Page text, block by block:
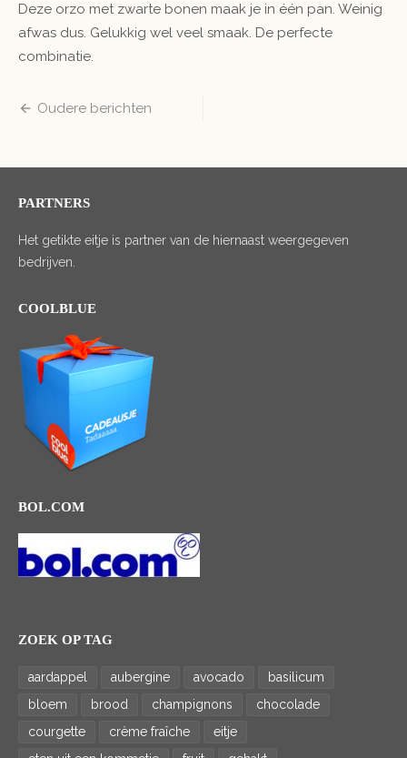
Deze orzo met zwarte bonen maak je in één pan. Weinig
afwas dus. Gelukkig wel veel smaak. De perfecte
combinatie.
Berichten
Oudere berichten
PARTNERS
Het getikte eitje is partner van de hiernaast weergegeven
bedrijven.
COOLBLUE
BOL.COM
ZOEK OP TAG
aardappel aubergine avocado
basilicum
bloem
brood champignons
chocolade
courgette
crème fraîche
eitje